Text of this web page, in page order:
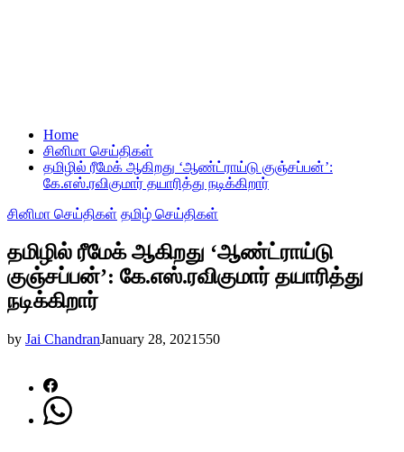
Home
சினிமா செய்திகள்
தமிழில் ரீமேக் ஆகிறது ‘ஆண்ட்ராய்டு குஞ்சப்பன்’:
கே.எஸ்.ரவிகுமார் தயாரித்து நடிக்கிறார்
சினிமா செய்திகள் தமிழ் செய்திகள்
தமிழில் ரீமேக் ஆகிறது ‘ஆண்ட்ராய்டு
குஞ்சப்பன்’: கே.எஸ்.ரவிகுமார் தயாரித்து
நடிக்கிறார்
by Jai ChandranJanuary 28, 2021 550